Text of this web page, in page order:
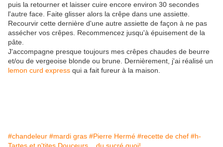
puis la retourner et laisser cuire encore environ 30 secondes
l'autre face. Faite glisser alors la crêpe dans une assiette.
Recourvir cette dernière d'une autre assiette de façon à ne pas
assécher vos crêpes. Recommencez jusqu'à épuisement de la
pâte.
J'accompagne presque toujours mes crêpes chaudes de beurre
et/ou de vergeoise blonde ou brune. Dernièrement, j'ai réalisé un
lemon curd express qui a fait fureur à la maison.
#chandeleur #mardi gras #Pierre Hermé #recette de chef #h-